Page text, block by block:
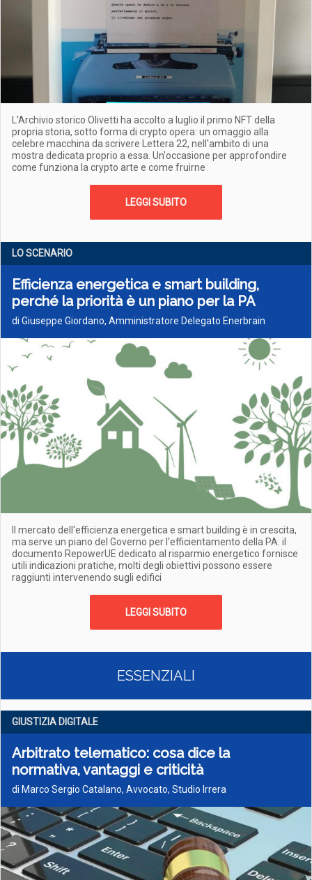
L'Archivio storico Olivetti ha accolto a luglio il primo NFT della
propria storia, sotto forma di crypto opera: un omaggio alla
celebre macchina da scrivere Lettera 22, nell'ambito di una
mostra dedicata proprio a essa. Un'occasione per approfondire
come funziona la crypto arte e come fruirne
LEGGI SUBITO
LO SCENARIO
Efficienza energetica e smart building,
perché la priorità è un piano per la PA
di Giuseppe Giordano, Amministratore Delegato Enerbrain
Il mercato dell'efficienza energetica e smart building è in crescita,
ma serve un piano del Governo per l'efficientamento della PA: il
documento RepowerUE dedicato al risparmio energetico fornisce
utili indicazioni pratiche, molti degli obiettivi possono essere
raggiunti intervenendo sugli edifici
LEGGI SUBITO
ESSENZIALI
GIUSTIZIA DIGITALE
Arbitrato telematico: cosa dice la
normativa, vantaggi e criticità
di Marco Sergio Catalano, Avvocato, Studio Irrera